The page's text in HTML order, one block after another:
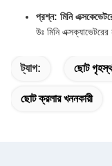
প্রশ্ন: মিনি
উঃ মিনি
ট্যাগ: ছোট
ছোট ক্রলার খননকারী